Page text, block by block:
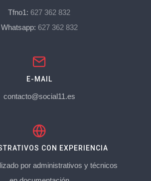
Tfno1: 627 362 832
Whatsapp: 627 362 832
E-MAIL
contacto@social11.es
CON EXPERIENCIA
por administrativos y técnicos